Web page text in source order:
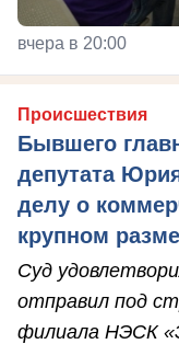
вчера в 20:00
Происшествия
Бывшего
депутата
делу о
крупном
Суд
отправил под
филиала НЭСК